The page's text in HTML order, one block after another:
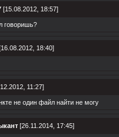
[15.08.2012, 18:57]
говоришь?
[16.08.2012, 18:40]
11:27]
не один файл найти не могу
[26.11.2014, 17:45]